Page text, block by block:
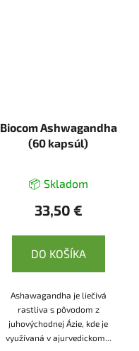
Biocom Ashwagandha
(60 kapsúl)
📦 Skladom
33,50 €
DO KOŠÍKA
Ashawagandha je liečivá
rastliva s pôvodom z
juhovýchodnej Ázie, kde je
využívaná v ajurvedickom...